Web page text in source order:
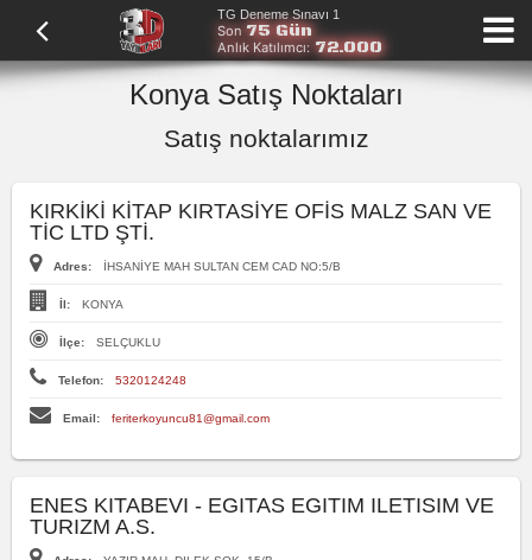
TG Deneme Sınavı 1
Son 75 Gün
Anlık Katılımcı:72.000
Konya Satış Noktaları
Satış noktalarımız
KIRKİKİ KİTAP KIRTASİYE OFİS MALZ SAN VE
TİC LTD ŞTİ.
Adres: İHSANİYE MAH SULTAN CEM CAD NO:5/B
İl: KONYA
İlçe: SELÇUKLU
Telefon: 5320124248
Email: feriterkoyuncu81@gmail.com
ENES KITABEVI - EGITAS EGITIM ILETISIM VE
TURIZM A.S.